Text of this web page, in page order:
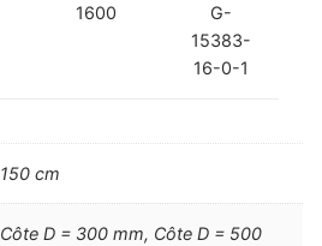
1600
G-
15383-
16-0-1
150 cm
Côte D = 300 mm, Côte D = 500